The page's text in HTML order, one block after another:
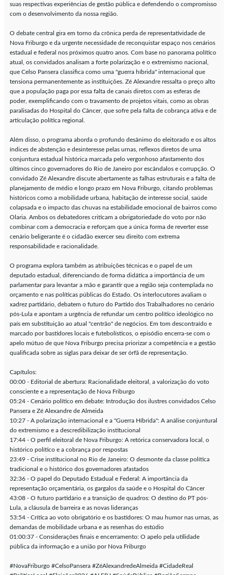
suas respectivas experiências de gestão pública e defendendo o compromisso
com o desenvolvimento da nossa região.
O debate central gira em torno da crônica perda de representatividade de
Nova Friburgo e da urgente necessidade de reconquistar espaço nos cenários
estadual e federal nos próximos quatro anos. Com base no panorama político
atual, os convidados analisam a forte polarização e o extremismo nacional,
que Celso Pansera classifica como uma "guerra híbrida" internacional que
tensiona permanentemente as instituições. Zé Alexandre ressalta o preço alto
que a população paga por essa falta de canais diretos com as esferas de
poder, exemplificando com o travamento de projetos vitais, como as obras
paralisadas do Hospital do Câncer, que sofre pela falta de cobrança ativa e de
articulação política regional.
Além disso, o programa aborda o profundo desânimo do eleitorado e os altos
índices de abstenção e desinteresse pelas urnas, reflexos diretos de uma
conjuntura estadual histórica marcada pelo vergonhoso afastamento dos
últimos cinco governadores do Rio de Janeiro por escândalos e corrupção. O
convidado Zé Alexandre discute abertamente as falhas estruturais e a falta de
planejamento de médio e longo prazo em Nova Friburgo, citando problemas
históricos como a mobilidade urbana, habitação de interesse social, saúde
colapsada e o impacto das chuvas na estabilidade emocional de bairros como
Olaria. Ambos os debatedores criticam a obrigatoriedade do voto por não
combinar com a democracia e reforçam que a única forma de reverter esse
cenário beligerante é o cidadão exercer seu direito com extrema
responsabilidade e racionalidade.
O programa explora também as atribuições técnicas e o papel de um
deputado estadual, diferenciando de forma didática a importância de um
parlamentar para levantar a mão e garantir que a região seja contemplada no
orçamento e nas políticas públicas do Estado. Os interlocutores avaliam o
xadrez partidário, debatem o futuro do Partido dos Trabalhadores no cenário
pós-Lula e apontam a urgência de refundar um centro político ideológico no
país em substituição ao atual "centrão" de negócios. Em tom descontraído e
marcado por bastidores locais e futebolísticos, o episódio encerra-se com o
apelo mútuo de que Nova Friburgo precisa priorizar a competência e a gestão
qualificada sobre as siglas para deixar de ser órfã de representação.
Capítulos:
00:00 - Editorial de abertura: Racionalidade eleitoral, a valorização do voto
consciente e a representação de Nova Friburgo
05:24 - Cenário político em debate: Introdução dos ilustres convidados Celso
Pansera e Zé Alexandre de Almeida
10:27 - A polarização internacional e a "Guerra Híbrida": A análise conjuntural
do extremismo e a descredibilização institucional
17:44 - O perfil eleitoral de Nova Friburgo: A retórica conservadora local, o
histórico político e a cobrança por respostas
23:49 - Crise institucional no Rio de Janeiro: O desmonte da classe política
tradicional e o histórico dos governadores afastados
32:36 - O papel do Deputado Estadual e Federal: A importância da
representação orçamentária, os gargalos da saúde e o Hospital do Câncer
43:08 - O futuro partidário e a transição de quadros: O destino do PT pós-
Lula, a cláusula de barreira e as novas lideranças
53:54 - Crítica ao voto obrigatório e os bastidores: O mau humor nas urnas, as
demandas de mobilidade urbana e as resenhas do estúdio
01:00:37 - Considerações finais e encerramento: O apelo pela utilidade
pública da informação e a união por Nova Friburgo
#NovaFriburgo #CelsoPansera #ZéAlexandredeAlmeida #CidadeReal